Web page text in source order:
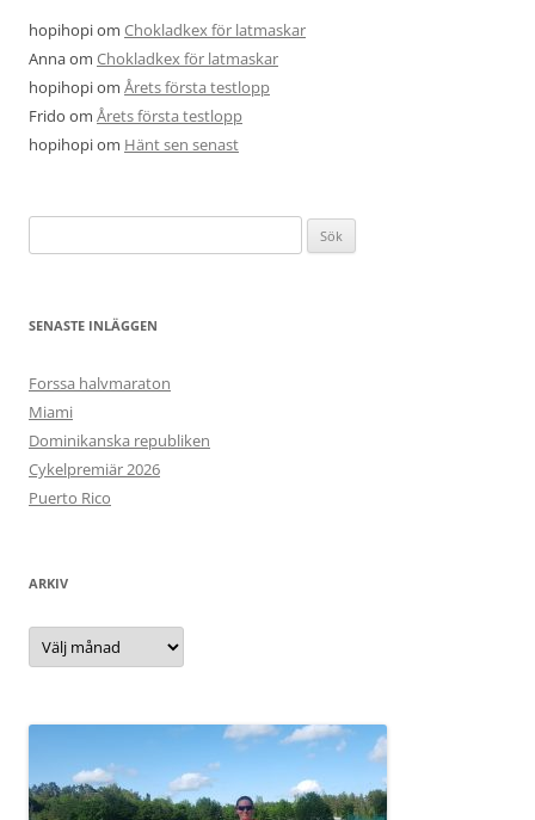
hopihopiom Chokladkex för latmaskar
Annaom Chokladkex för latmaskar
hopihopiom Årets första testlopp
Frido om Årets första testlopp
hopihopiom Hänt sen senast
efter:
SENASTE INLÄGGEN
Forssa halvmaraton
Miami
Dominikanska republiken
Cykelpremiär 2026
Puerto Rico
ARKIV
Arkiv